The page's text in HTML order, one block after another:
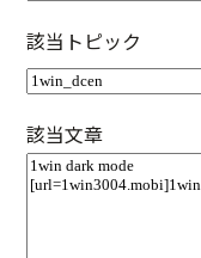
該当トピック
該当文章